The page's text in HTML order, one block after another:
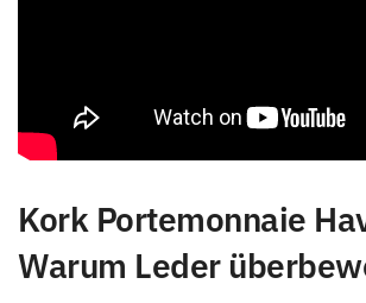
Kork Portemonnaie
Warum Leder